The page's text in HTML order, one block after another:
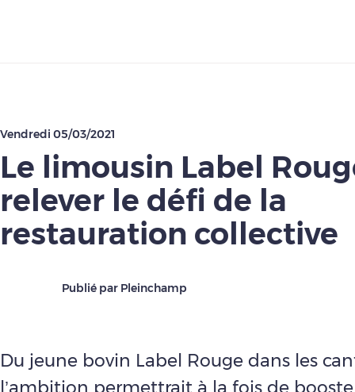
Vendredi 05/03/2021
Le limousin Label
relever le défi de la
restauration collective
Publié par Pleinchamp
Du jeune bovin Label Rouge dans les
l’ambition permettrait à la fois de